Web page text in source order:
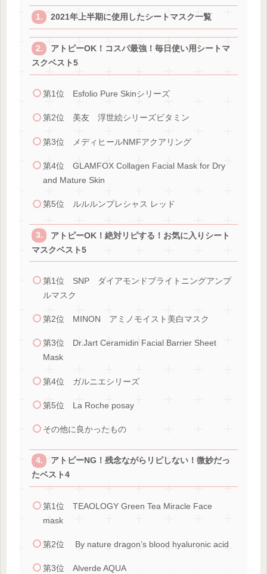
2021年上半期に使用したシートマスク一覧
アトピーOK！コスパ最強！毎日使い用シートマ
スクベスト5
第1位 Esfolio Pure Skinシリーズ
第2位 美友 浮世絵シリーズビタミン
第3位 メディヒールNMFアクアリング
第4位 GLAMFOX Collagen Facial Mask for Dry
and Mature Skin
第5位 ルルルンプレシャス レッド
アトピーOK！絶対リピする！お気に入りシート
マスクベスト5
第1位 SNP ダイアモンドブライトニングアンプ
ルマスク
第2位 MINON アミノモイスト美白マスク
第3位 Dr.Jart Ceramidin Facial Barrier Sheet
Mask
第4位 ガルニエシリーズ
第5位 La Roche posay
その他に良かったもの
アトピーNG！残念ながらリピしない！微妙だっ
たベスト4
第1位 TEAOLOGY Green Tea Miracle Face
mask
第2位 By nature dragon’s blood hyaluronic acid
第3位 Alverde AQUA